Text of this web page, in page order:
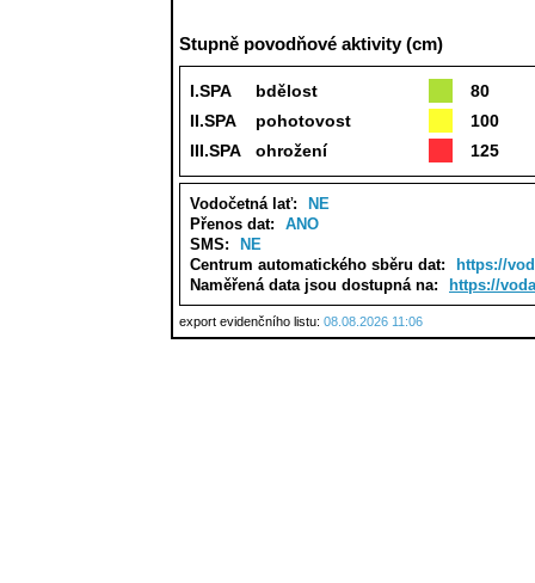
Stupně povodňové aktivity (cm)
I.SPA bdělost
80
II.SPA
pohotovost
100
III.SPA
ohrožení 125
Vodočetná lať:
NE
Přenos dat:
ANO
SMS:
NE
Centrum automatického sběru dat:
https://
Naměřená data jsou dostupná na:
https://
export evidenčního listu: 08.08.2026 11:06